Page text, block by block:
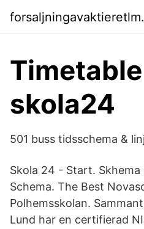
skola24
501 buss tidsschema &
Skola 24 - Start. Skhema
Schema. The Best
Polhemsskolan.
Lund har en certifierad